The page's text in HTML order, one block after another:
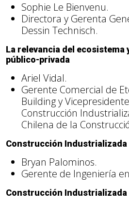
Sophie Le Bienvenu.
Directora y Gerenta
Dessin Technisch.
La relevancia del ecosistema
público-privada
Ariel Vidal.
Gerente Comercial de
Building y
Construcción
Chilena de la
Construcción Industrializada
Bryan Palominos.
Gerente de Ingeniería
Construcción Industrializada